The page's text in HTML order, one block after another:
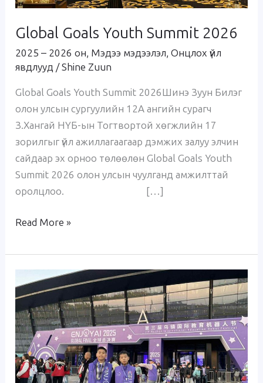
Global Goals Youth Summit 2026
2025 – 2026 он, Мэдээ мэдээлэл,Онцлох үйл
явдлууд /Shine Zuun
Global Goals Youth Summit 2026Шинэ Зуун Билэг
олон улсын сургуулийн 12А ангийн сурагч
З.Хангай НҮБ-ын Тогтвортой хөгжлийн 17
зорилгыг үйл ажиллагаагаар дэмжих залуу элчин
сайдаар эх орноо төлөөлөн Global Goals Youth
Summit 2026 олон улсын чуулганд амжилттай
оролцлоо. […]
Read More »
“Enjoy
AI
2025
Global
Final”